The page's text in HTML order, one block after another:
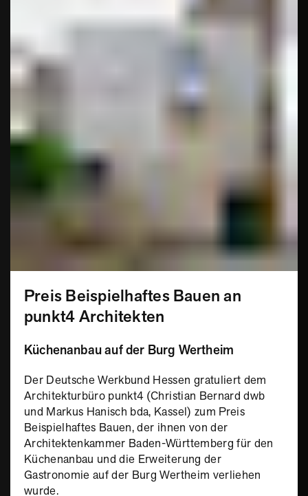
Preis Beispielhaftes Bauen an
punkt4 Architekten
Küchenanbau auf der Burg Wertheim
Der Deutsche Werkbund Hessen gratuliert dem
Architekturbüro punkt4 (Christian Bernard dwb
und Markus Hanisch bda, Kassel) zum Preis
Beispielhaftes Bauen, der ihnen von der
Architektenkammer Baden-Württemberg für den
Küchenanbau und die Erweiterung der
Gastronomie auf der Burg Wertheim verliehen
wurde.